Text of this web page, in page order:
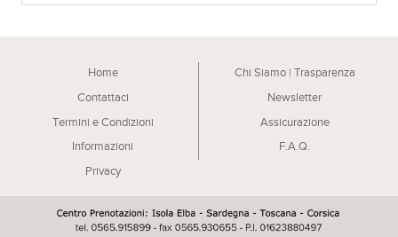
Home
Chi Siamo | Trasparenza
Contattaci
Newsletter
Termini e Condizioni
Assicurazione
Informazioni
F.A.Q.
Privacy